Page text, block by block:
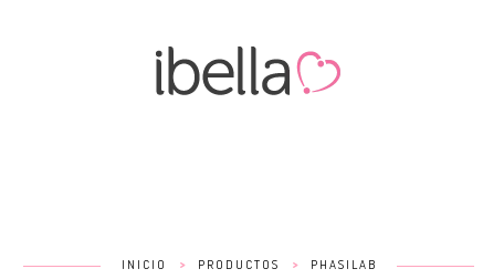
INICIO > PRODUCTOS > PHASILAB